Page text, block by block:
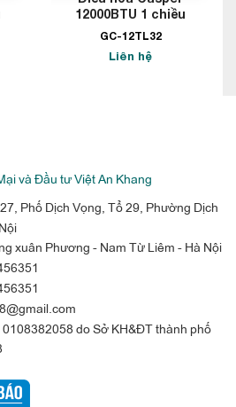
12000BTU 1 chiều
inverter
GC-12TL32
Liên hệ
và Đầu tư Việt An Khang
Phố Dịch Vọng, Tổ 29, Phường Dịch
xuân Phương - Nam Từ Liêm - Hà Nội
do Sở KH&ĐT thành phố